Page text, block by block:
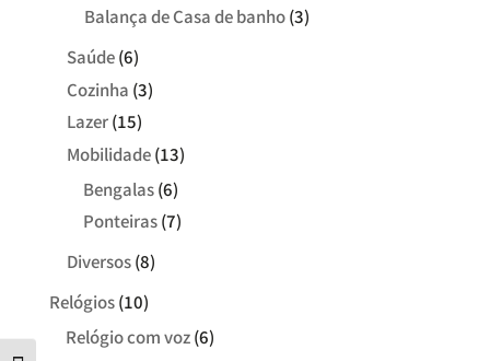
Balança de Casa de banho (3)
Saúde (6)
Cozinha (3)
Lazer (15)
Mobilidade (13)
Bengalas (6)
Ponteiras (7)
Diversos (8)
Relógios (10)
Relógio com voz (6)